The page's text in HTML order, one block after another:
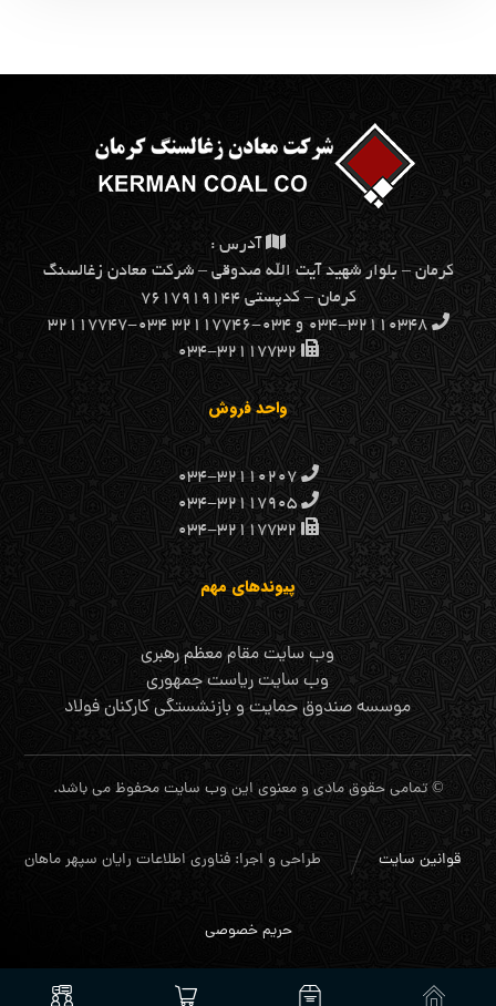
آدرس :
كرمان – بلوار شهيد آيت الله صدوقي – شركت معادن زغالسنگ
كرمان – کدپستی ۷۶۱۷۹۱۹۱۴۴
۰۳۴-۳۲۱۱۰۳۴۸ و ۰۳۴-۳۲۱۱۷۷۴۶ ۰۳۴-۳۲۱۱۷۷۴۷
۰۳۴-۳۲۱۱۷۷۳۲
واحد فروش
۰۳۴-۳۲۱۱۰۲۰۷
۰۳۴-۳۲۱۱۷۹۰۵
۰۳۴-۳۲۱۱۷۷۳۲
پیوندهای مهم
وب سایت مقام معظم رهبری
وب سایت ریاست جمهوری
موسسه صندوق حمایت و بازنشستگی کارکنان فولاد
© تمامی حقوق مادی و معنوی این وب سایت محفوظ می باشد.
طراحی و اجرا: فناوری اطلاعات رایان سپهر ماهان قوانین سایت
حریم خصوصی